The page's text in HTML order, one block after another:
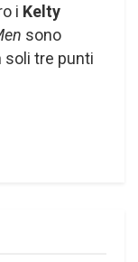
i Kelty
sono
soli tre punti